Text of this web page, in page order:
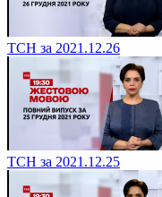
ТСН за 2021.12.26
ТСН за 2021.12.25